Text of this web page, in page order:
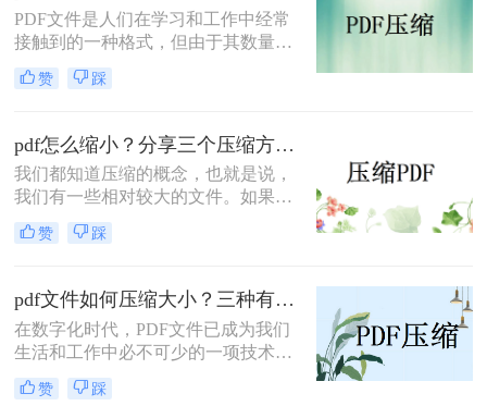
把pdf压缩至10m！
PDF文件是人们在学习和工作中经常
接触到的一种格式，但由于其数量
多、体积大，往往会影响传输效率，
给计算机的存储空间带来一定的负
缩来减少，但大多数用户非常担心，
因为他们找不到合适的方法。那么，
pdf怎么压缩成500k呢？让我们分享三
种值得掌握且无损压缩的方法。让我
们来看看。
赞 踩
pdf怎么缩小？分享三个压缩方法！
我们都知道压缩的概念，也就是说，
我们有一些相对较大的文件。如果我
们想传输它们，我们必须先压缩它们
才能正常传输。我们经常向他人发送
发送前压缩它们。如果您需要传输
pdf，我们如何快速pdf怎么缩小呢？
如果您想有效地pdf压缩，可以来了解
一下哦。
赞 踩
pdf文件如何压缩大小？三种有效方法让你的PDF文件轻盈如燕！
在数字化时代，PDF文件已成为我们
生活和工作中必不可少的一项技术。
然而，有时候我们会遇到一个问题：
PDF文件太大了！这不仅占用了我们
赞 踩